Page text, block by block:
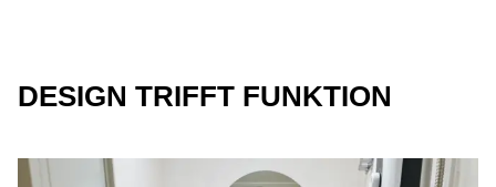
DESIGN TRIFFT FUNKTION